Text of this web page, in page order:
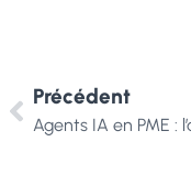
Précédent